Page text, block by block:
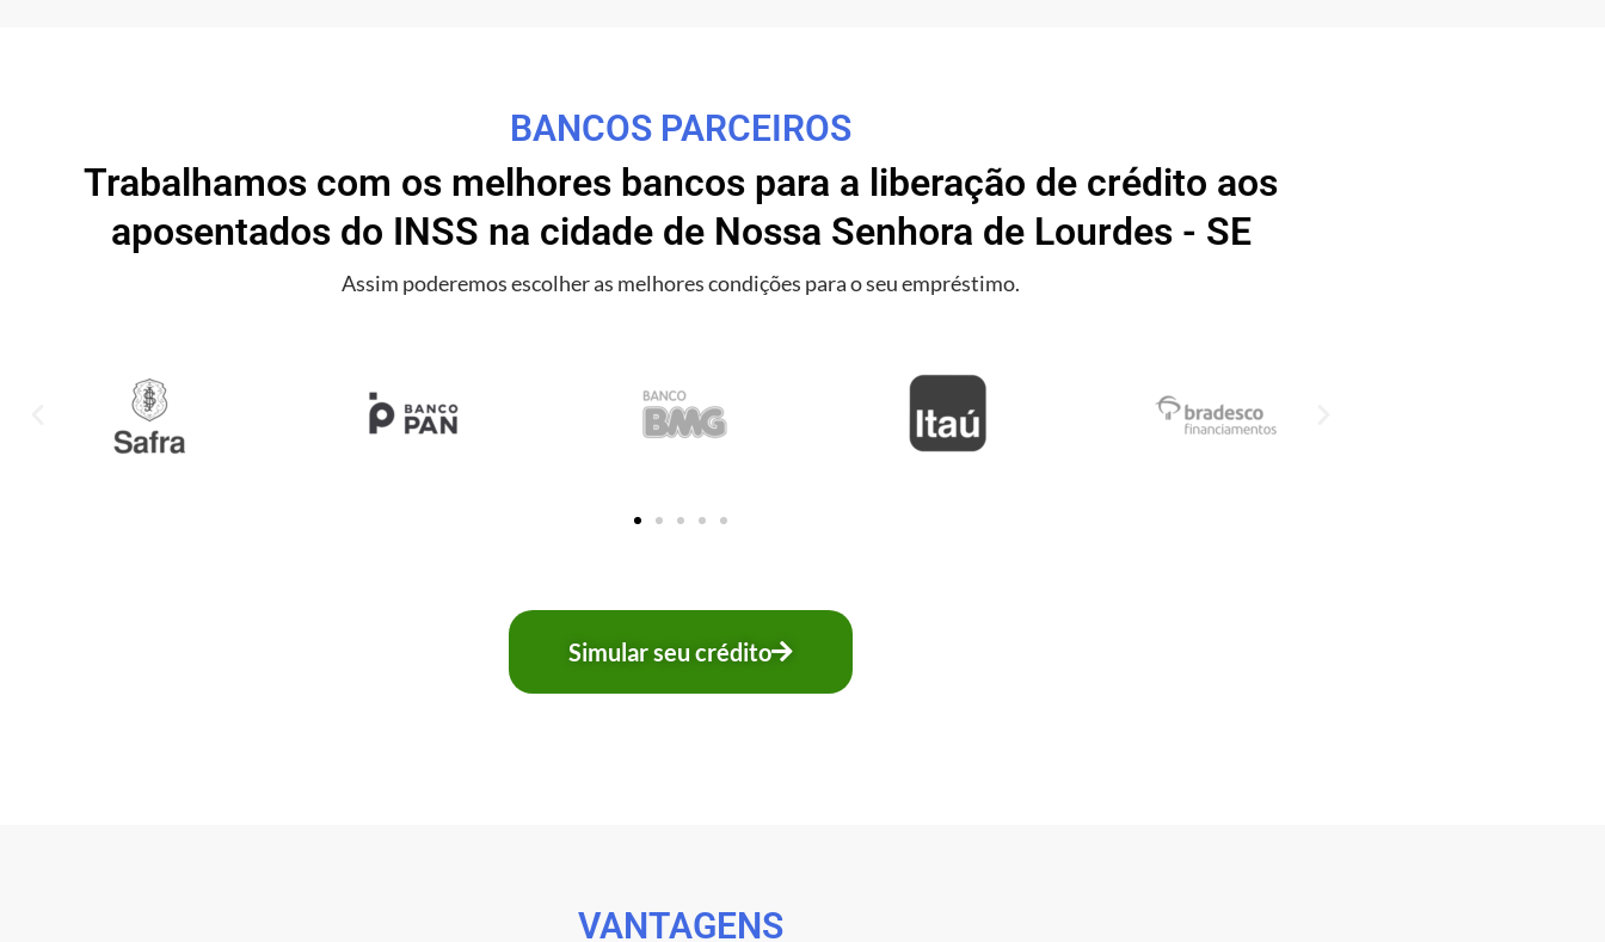
BANCOS PARCEIROS
Trabalhamos com os melhores bancos para a liberação de crédito aos
aposentados do INSS na cidade de Nossa Senhora de Lourdes - SE
Assim poderemos escolher as melhores condições para o seu empréstimo.
Simular seu crédito
VANTAGENS